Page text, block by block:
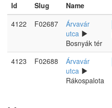
Id Slug Name
4122
F02687
Árvavár
utca
Bosnyák tér
4123 F02688
Árvavár
utca
Rákospalota